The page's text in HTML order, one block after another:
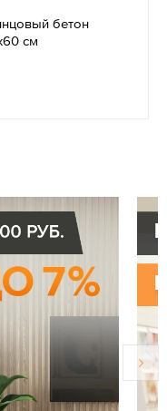
бетон
см